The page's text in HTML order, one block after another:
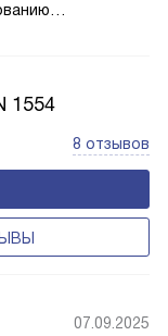
1554
8 отзывов
07.09.2025